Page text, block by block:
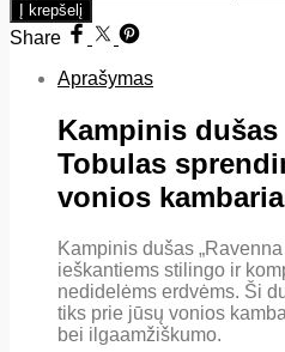
Į krepšelį
Share
Aprašymas
Kampinis dušas
Tobulas
vonios
Kampinis dušas
ieškantiems stilingo ir
nedidelėms erdvėms. Ši
tiks prie jūsų vonios
bei ilgaamžiškumo.